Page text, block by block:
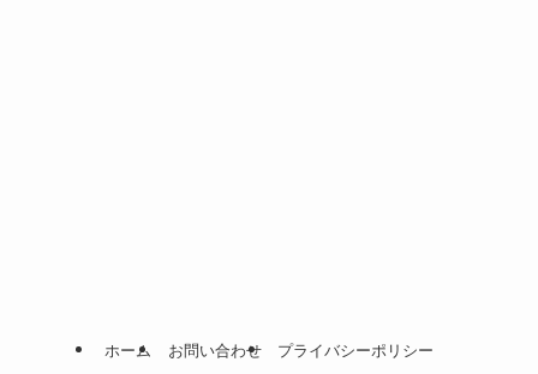
ホーム お問い合わせ プライバシーポリシー